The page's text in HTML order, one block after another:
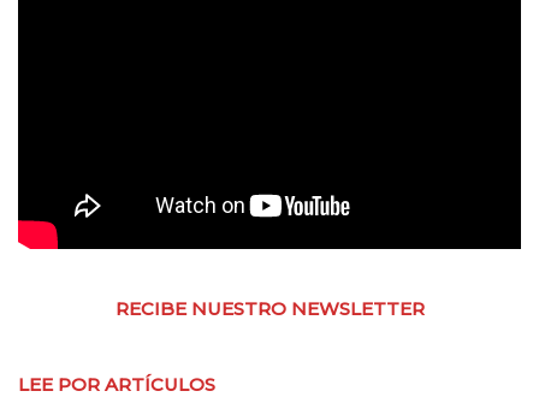
RECIBE NUESTRO NEWSLETTER
LEE POR ARTÍCULOS